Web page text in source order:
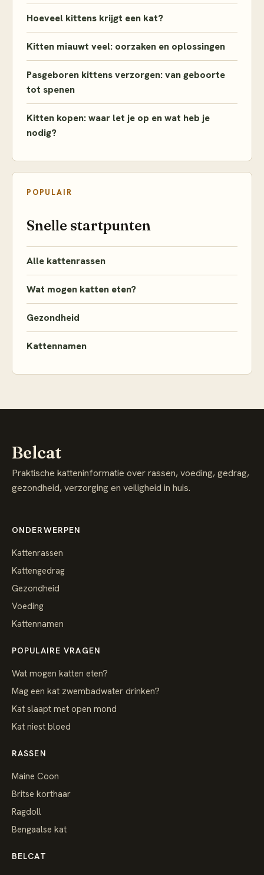
Hoeveel kittens krijgt een kat?
Kitten miauwt veel: oorzaken en oplossingen
Pasgeboren kittens verzorgen: van geboorte
tot spenen
Kitten kopen: waar let je op en wat heb je
nodig?
POPULAIR
Snelle startpunten
Alle kattenrassen
Wat mogen katten eten?
Gezondheid
Kattennamen
Belcat
Praktische katteninformatie over rassen, voeding, gedrag,
gezondheid, verzorging en veiligheid in huis.
ONDERWERPEN
Kattenrassen
Kattengedrag
Gezondheid
Voeding
Kattennamen
POPULAIRE VRAGEN
Wat mogen katten eten?
Mag een kat zwembadwater drinken?
Kat slaapt met open mond
Kat niest bloed
RASSEN
Maine Coon
Britse korthaar
Ragdoll
Bengaalse kat
BELCAT